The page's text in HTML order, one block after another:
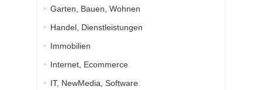
Garten, Bauen, Wohnen
Handel, Dienstleistungen
Immobilien
Internet, Ecommerce
IT, NewMedia, Software